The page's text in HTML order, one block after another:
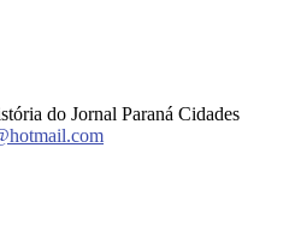
do Jornal Paraná Cidades